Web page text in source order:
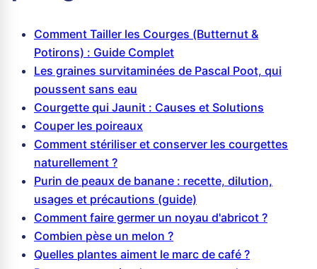
Comment Tailler les Courges (Butternut &
Potirons) : Guide Complet
Les graines survitaminées de Pascal Poot, qui
poussent sans eau
Courgette qui Jaunit : Causes et Solutions
Couper les poireaux
Comment stériliser et conserver les courgettes
naturellement ?
Purin de peaux de banane : recette, dilution,
usages et précautions (guide)
Comment faire germer un noyau d'abricot ?
Combien pèse un melon ?
Quelles plantes aiment le marc de café ?